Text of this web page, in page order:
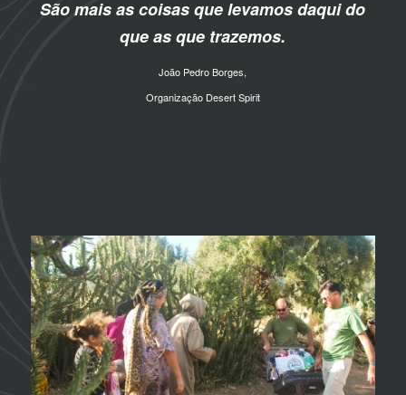
São mais as coisas que levamos daqui do
que as que trazemos.
João Pedro Borges,
Organização Desert Spirit